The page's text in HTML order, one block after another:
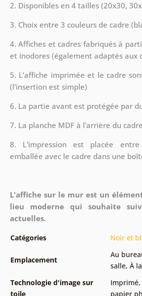
2. Disponibles en 4 tailles (20x30,
3. Choix entre 3 couleurs de cadre
4. Affiches et cadres fabriqués à
et inodores (également adaptés aux
5. L’affiche imprimée et le cadre
(l'insertion est simple)
6. La partie avant est protégée par
7. La planche MDF à l'arrière du cadre
8. L'impression est placée
emballée avec le cadre dans une
L'affiche sur le mur est un
lieu moderne qui souhaite
actuelles.
Catégories Noir et
Emplacement
Au
salle, À
Technologie d'image sur
toile
Imprimé,
papier